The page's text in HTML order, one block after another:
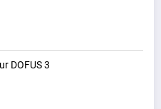
DOFUS 3